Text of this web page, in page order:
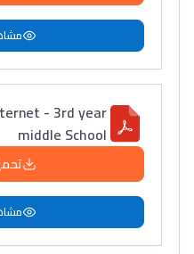
- 3rd year
middle School